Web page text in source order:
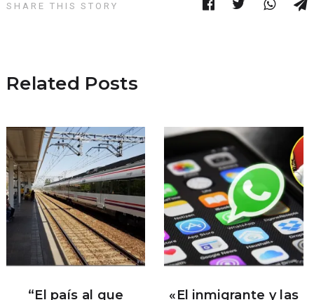
SHARE THIS STORY
Related Posts
“El país al que
«El inmigrante y las